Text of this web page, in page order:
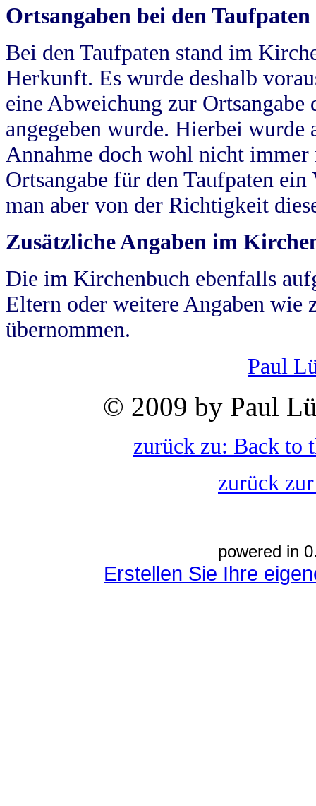
Ortsangaben bei den Taufpaten
Bei den Taufpaten stand im
Herkunft. Es wurde deshalb
eine Abweichung zur
angegeben wurde. Hierbei wurde
Annahme doch wohl nicht
Ortsangabe für den Taufpaten
man aber von der Richtigkeit
Zusätzliche Angaben im
Die im Kirchenbuch ebenfalls
Eltern oder weitere Angaben wie
übernommen.
Paul
© 2009 by Paul
zurück zu: Back to
zurück
powered in
Erstellen Sie Ihre